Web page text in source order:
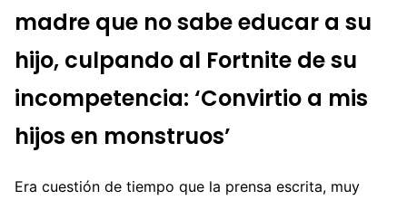
madre que no sabe educar a su
hijo, culpando al Fortnite de su
incompetencia: ‘Convirtio a mis
hijos en monstruos’
Era cuestión de tiempo que la prensa escrita, muy